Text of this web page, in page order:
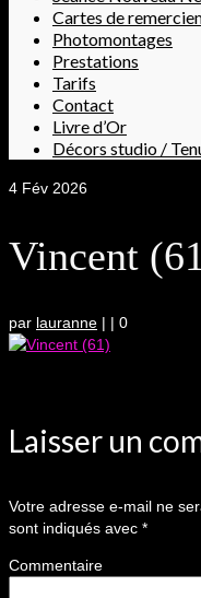
Cartes de
Photomontages
Prestations
Tarifs
Contact
Livre d’Or
Décors studio /
4 Fév 2026
Vincent
par lauranne | | 0
Laisser un
Votre adresse e-mail ne
sont indiqués avec *
Commentaire